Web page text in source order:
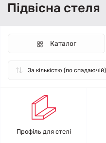
Підвісна стеля
Каталог
Профіль для стелі